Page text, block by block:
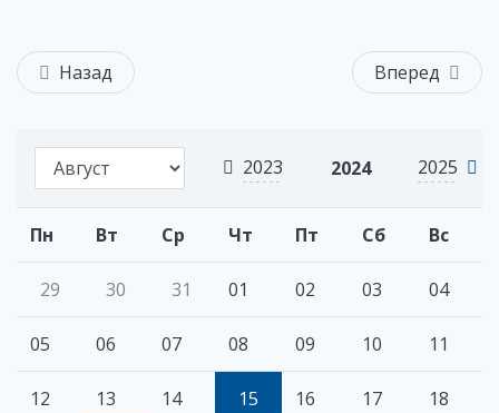
2023 2024 2025
Пн Вт Ср Чт Пт Сб Вс
29 30 31 01 02 03 04
05 06 07 08 09 10 11
12 13 14 15 16 17 18
Назад Вперед